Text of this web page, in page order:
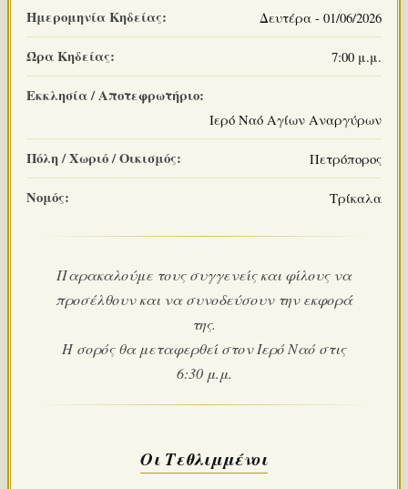
Ημερομηνία Κηδείας: Δευτέρα - 01/06/2026
Ώρα Κηδείας: 7:00 μ.μ.
Εκκλησία / Αποτεφρωτήριο:
Ιερό Ναό Αγίων Αναργύρων
Πόλη / Χωριό / Οικισμός: Πετρόπορος
Νομός: Τρίκαλα
Παρακαλούμε τους συγγενείς και φίλους να
προσέλθουν και να συνοδεύσουν την εκφορά
της.
Η σορός θα μεταφερθεί στον Ιερό Ναό στις
6:30 μ.μ.
Οι Τεθλιμμένοι